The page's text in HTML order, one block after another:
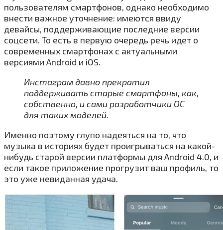
пользователям смартфонов, однако необходимо
внести важное уточнение: имеются ввиду
девайсы, поддерживающие последние версии
соцсети. То есть в первую очередь речь идет о
современных смартфонах с актуальными
версиями Android и iOS.
Инстаграм давно прекратил
поддерживать старые смартфоны, как,
собственно, и сами разработчики ОС
для таких моделей.
Именно поэтому глупо надеяться на то, что
музыка в историях будет проигрываться на какой-
нибудь старой версии платформы для Android 4.0, и
если такое приложение прогрузит ваш профиль, то
это уже невиданная удача.